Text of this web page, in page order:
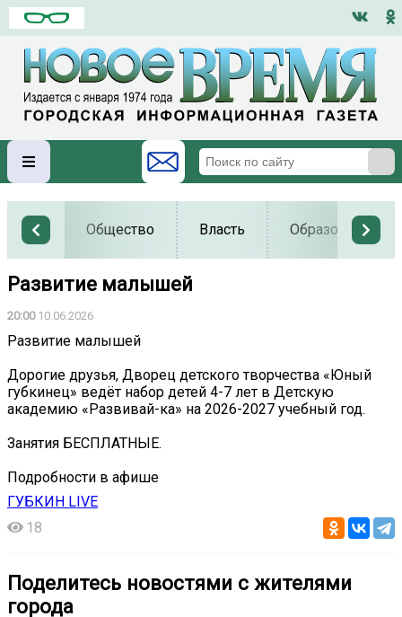
Общество Власть Образование
Развитие малышей
20:0010.06.2026
Развитие малышей
Дорогие друзья, Дворец детского творчества «Юный
губкинец» ведёт набор детей 4-7 лет в Детскую
академию «Развивай-ка» на 2026-2027 учебный год.
Занятия БЕСПЛАТНЫЕ.
Подробности в афише
ГУБКИН LIVE
18
Поделитесь новостями с жителями
города